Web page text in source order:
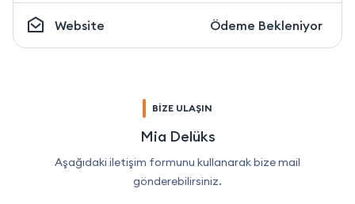
Website Ödeme Bekleniyor
BİZE ULAŞIN
Mia Delüks
Aşağıdaki iletişim formunu kullanarak bize mail
gönderebilirsiniz.